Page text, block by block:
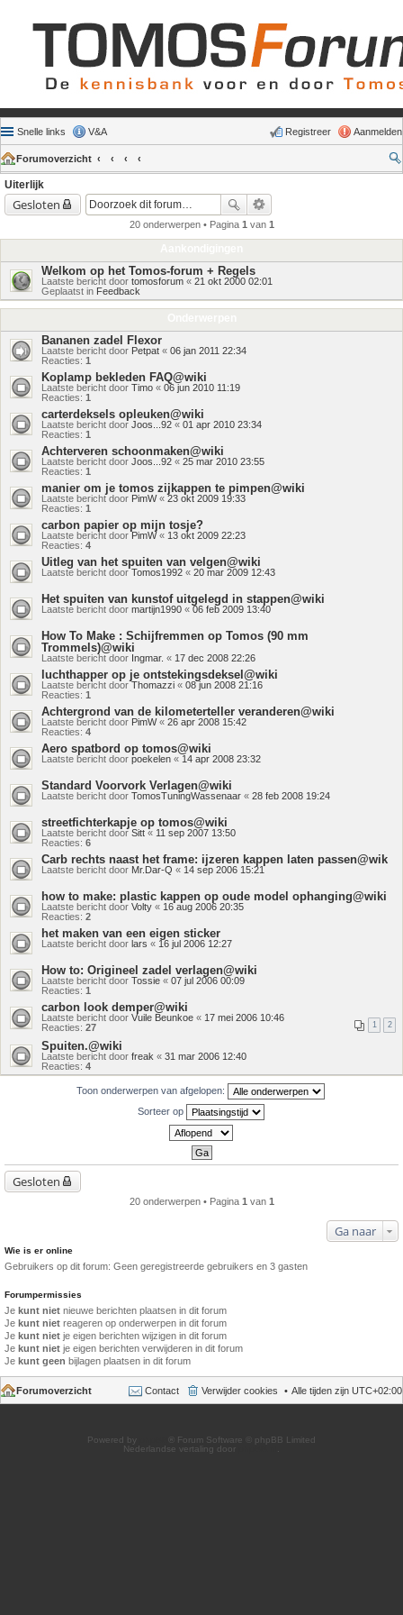
Snelle links V&A Aanmelden
Registreer
Forumoverzicht
Uiterlijk
Gesloten
20 onderwerpen • Pagina 1 van 1
Welkom op het Tomos-forum + Regels
Laatste bericht door tomosforum « 21 okt 2000 02:01
Geplaatst in Feedback
Bananen zadel Flexor
Laatste bericht door Petpat « 06 jan 2011 22:34
Reacties: 1
Koplamp bekleden FAQ@wiki
Laatste bericht door Timo « 06 jun 2010 11:19
Reacties: 1
carterdeksels opleuken@wiki
Laatste bericht door Joos...92 « 01 apr 2010 23:34
Reacties: 1
Achterveren schoonmaken@wiki
Laatste bericht door Joos...92 « 25 mar 2010 23:55
Reacties: 1
manier om je tomos zijkappen te pimpen@wiki
Laatste bericht door PimW«23 okt 2009 19:33
Reacties: 1
carbon papier op mijn tosje?
Laatste bericht doorPimW« 13 okt 2009 22:23
Reacties: 4
Uitleg van het spuiten van velgen@wiki
Laatste bericht doorTomos1992 « 20 mar 2009 12:43
Het spuiten van kunstof uitgelegd in stappen@wiki
Laatste bericht door martijn1990 «06 feb 2009 13:40
How To Make : Schijfremmen op Tomos (90 mm
Trommels)@wiki
Laatste bericht door Ingmar. « 17 dec 2008 22:26
luchthapper op je ontstekingsdeksel@wiki
Laatste bericht doorThomazzi « 08 jun 2008 21:16
Reacties: 1
Achtergrond van de kilometerteller veranderen@wiki
Laatste bericht door PimW« 26 apr 2008 15:42
Reacties: 4
Aero spatbord op tomos@wiki
Laatste bericht door poekelen « 14 apr 2008 23:32
Standard Voorvork Verlagen@wiki
Laatste bericht door TomosTuningWassenaar « 28 feb 2008 19:24
streetfichterkapje op tomos@wiki
Laatste bericht doorSitt « 11 sep 2007 13:50
Reacties: 6
Carb rechts naast het frame: ijzeren kappen laten passen@wik
Laatste bericht door Mr.Dar-Q « 14 sep 2006 15:21
how to make: plastic kappen op oude model ophanging@wiki
Laatste bericht door Volty « 16 aug 2006 20:35
Reacties: 2
het maken van een eigen sticker
Laatste bericht door lars « 16 jul 2006 12:27
How to: Origineel zadel verlagen@wiki
Laatste bericht door Tossie « 07 jul 2006 00:09
Reacties: 1
carbon look demper@wiki
Laatste bericht door Vuile Beunkoe « 17 mei 2006 10:46
Reacties: 27 1 2
Spuiten.@wiki
Laatste bericht door freak « 31 mar 2006 12:40
Reacties: 4
Toon onderwerpen van afgelopen:
Sorteer op
Gesloten
20 onderwerpen • Pagina 1 van 1
Ga naar
Wie is er online
Gebruikers op dit forum: Geen geregistreerde gebruikers en 3 gasten
Forumpermissies
Je kunt niet nieuwe berichten plaatsen in dit forum
Je kunt niet reageren op onderwerpen in dit forum
Je kunt niet je eigen berichten wijzigen in dit forum
Je kunt niet je eigen berichten verwijderen in dit forum
Je kunt geen bijlagen plaatsen in dit forum
Forumoverzicht Alle tijden zijn UTC+02:00
Verwijder cookies
Contact
Powered by
® Forum Software © phpBB Limited
Nederlandse vertaling door